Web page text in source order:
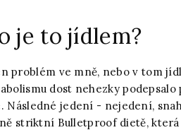
je to jídlem?
problém ve mně, nebo v tom
dost nehezky
Následné jedení - nejedení,
striktní Bulletproof dietě,